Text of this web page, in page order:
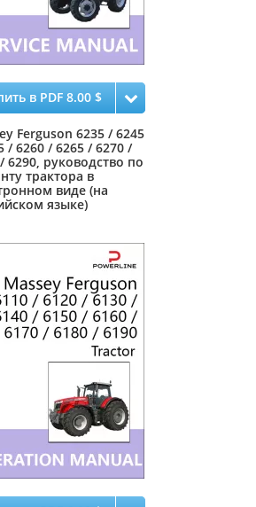
в PDF 8.00 $
Ferguson 6235 / 6245
/ 6260 / 6265 / 6270 /
6290, руководство по
трактора в
виде (на
языке)